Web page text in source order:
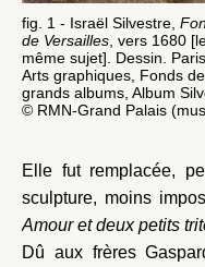
fig. 1 - Israël Silvestre,
de Versailles , vers 1680
même sujet]. Dessin.
Arts graphiques, Fonds
grands albums, Album
© RMN-Grand Palais
Elle fut remplacée,
sculpture, moins
Amour et deux petits
Dû aux frères